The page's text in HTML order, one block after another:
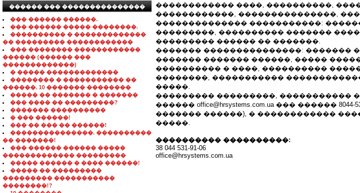
������ ��� ���������������
��� ������ ������.
��� ������ ����� ��������.
���������� � �������������
�� ��������� ������������
��� �������� ������������
������ (������ ���
�������������)
� ����� �������������
�������� � ����������� ��
������. 10 ������� ��������
����� �� ������� � �������
��� ���� �� ���������?
������� ����������
� ��� ������!
��� �� ��� �� ������!
���������������. ����������
�� �������!
��� ������ ������ �����
������������� ���������
����� ������ � ���� ������!
����� �� ���������
��������� �����������
��������!?
������������ ����, ����������,
������������, ���������������,
�������������� �����������:
���������, ���������� �������
��������� ������ �� �������.
������� ���������������: �������
������� ������� ������, ����� ������
���������� � ����, ����������
��������, �����������
�����.
��������� ���������, �����������
������ office@hrsystems.com.ua ��� ������
������� ������), � ������������
�����.
���������� ����������:
38 044 531-91-06
office@hrsystems.com.ua